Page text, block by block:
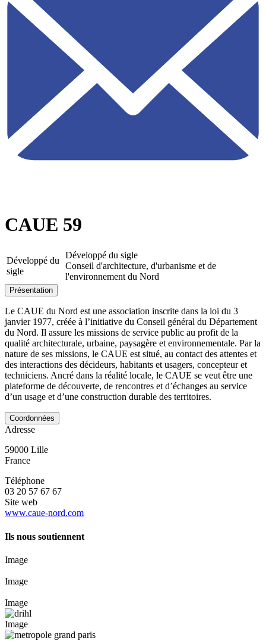
CAUE 59
Développé du
sigle
Développé du sigle
Conseil d'architecture, d'urbanisme et de
l'environnement du Nord
Présentation
Le CAUE du Nord est une association inscrite dans la loi du 3
janvier 1977, créée à l’initiative du Conseil général du Département
du Nord. Il assure les missions de service public au profit de la
qualité architecturale, urbaine, paysagère et environnementale. Par la
nature de ses missions, le CAUE est situé, au contact des attentes et
des interactions des décideurs, habitants et usagers, concepteur et
techniciens. Ancré dans la réalité locale, le CAUE se veut être une
plateforme de découverte, de rencontres et d’échanges au service
d’un usage et d’une construction durable des territoires.
Coordonnées
Adresse
59000 Lille
France
Téléphone
03 20 57 67 67
Site web
www.caue-nord.com
Ils nous soutiennent
Image
Image
Image
Image